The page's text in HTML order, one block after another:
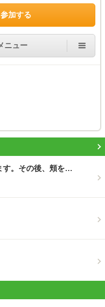
加する
ニュー
す。その後、頬を…